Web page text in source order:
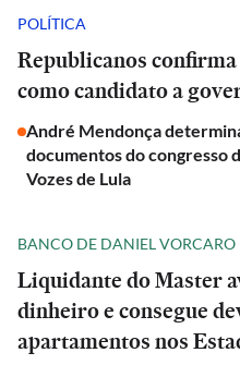
POLÍTICA
Republicanos
como candidato a
André Mendonça
documentos do congresso
Vozes de Lula
BANCO DE DANIEL VORCARO
Liquidante do Master
dinheiro e consegue
apartamentos nos